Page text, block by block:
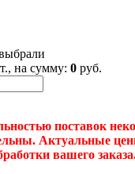
на сумму: 0 руб.
поставок
Актуальные
вашего